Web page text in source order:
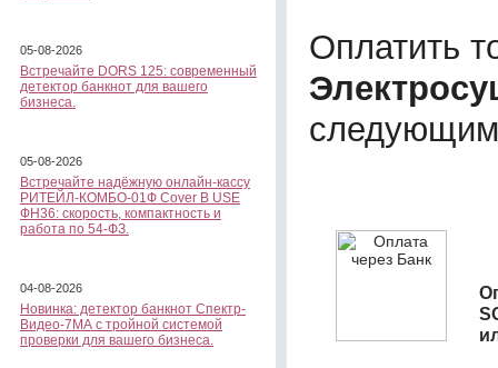
05-08-2026
Встречайте DORS 125: современный
детектор банкнот для вашего
бизнеса.
05-08-2026
Встречайте надёжную онлайн-кассу
РИТЕЙЛ-КОМБО-01Ф Cover B USE
ФН36: скорость, компактность и
работа по 54-ФЗ.
04-08-2026
Новинка: детектор банкнот Спектр-
Видео-7МА с тройной системой
проверки для вашего бизнеса.
Оплатить